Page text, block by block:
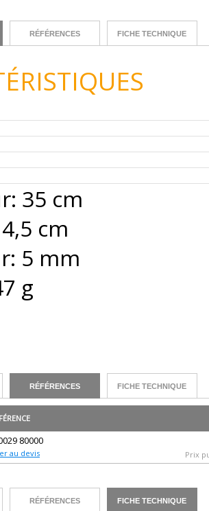
RÉFÉRENCES FICHE TECHNIQUE
35 cm
cm
5 mm
g
RÉFÉRENCES FICHE TECHNIQUE
80000
au devis Prix
RÉFÉRENCES FICHE TECHNIQUE